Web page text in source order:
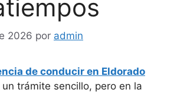
2026 por admin
de conducir en Eldorado
trámite sencillo, pero en la